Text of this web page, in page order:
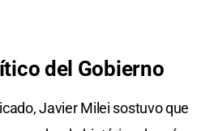
del Gobierno
Javier Milei sostuvo que